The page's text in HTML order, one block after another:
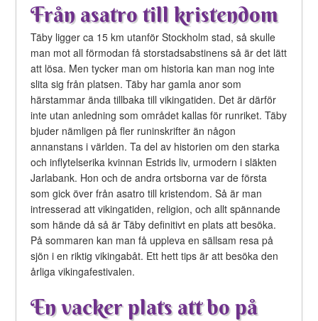
Från asatro till kristendom
Täby ligger ca 15 km utanför Stockholm stad, så skulle
man mot all förmodan få storstadsabstinens så är det lätt
att lösa. Men tycker man om historia kan man nog inte
slita sig från platsen. Täby har gamla anor som
härstammar ända tillbaka till vikingatiden. Det är därför
inte utan anledning som området kallas för runriket. Täby
bjuder nämligen på fler runinskrifter än någon
annanstans i världen. Ta del av historien om den starka
och inflytelserika kvinnan Estrids liv, urmodern i släkten
Jarlabank. Hon och de andra ortsborna var de första
som gick över från asatro till kristendom. Så är man
intresserad att vikingatiden, religion, och allt spännande
som hände då så är Täby definitivt en plats att besöka.
På sommaren kan man få uppleva en sällsam resa på
sjön i en riktig vikingabåt. Ett hett tips är att besöka den
årliga vikingafestivalen.
En vacker plats att bo på